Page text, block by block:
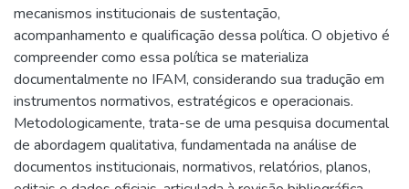
mecanismos institucionais de sustentação,
acompanhamento e qualificação dessa política. O objetivo é
compreender como essa política se materializa
documentalmente no IFAM, considerando sua tradução em
instrumentos normativos, estratégicos e operacionais.
Metodologicamente, trata-se de uma pesquisa documental
de abordagem qualitativa, fundamentada na análise de
documentos institucionais, normativos, relatórios, planos,